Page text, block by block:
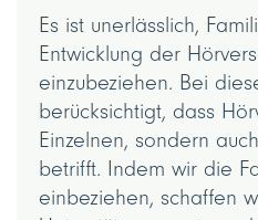
Es ist unerlässlich,
Entwicklung der
einzubeziehen. Bei
berücksichtigt, dass
Einzelnen, sondern
betrifft. Indem wir die
einbeziehen, schaffen